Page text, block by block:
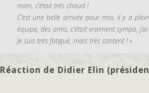
mien, c’était très chaud !
C’est une belle arrivée pour moi, il y a
équipe, des amis, c’était vraiment sympa,
Je suis très fatigué, mais très content ! »
Réaction de Didier Elin